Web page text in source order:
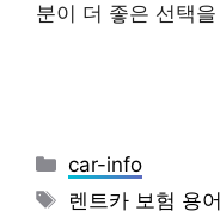
분이 더 좋은 선택
Categories
car-info
Tags
렌트카 보험 용어